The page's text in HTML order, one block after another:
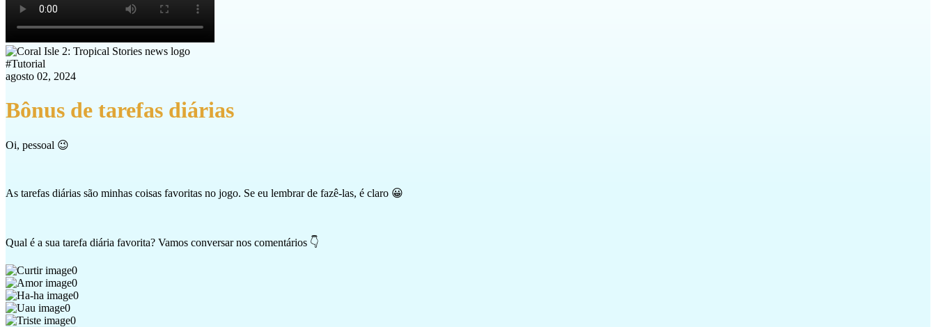
#Tutorial
agosto 02, 2024
Bônus de tarefas diárias
Oi, pessoal 😉
As tarefas diárias são minhas coisas favoritas no jogo. Se eu lembrar de fazê-las, é claro 😀
Qual é a sua tarefa diária favorita? Vamos conversar nos comentários 👇
0
0
0
0
0